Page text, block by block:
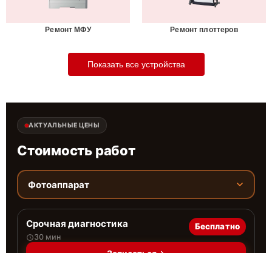
Ремонт МФУ Ремонт плоттеров
Показать все устройства
АКТУАЛЬНЫЕ ЦЕНЫ
Стоимость работ
Фотоаппарат
Срочная диагностика
30 мин
Бесплатно